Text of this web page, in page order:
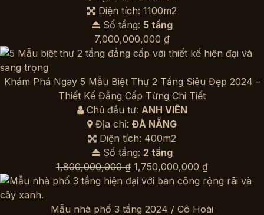
Diện tích: 1100m2
Số tầng: 5 tầng
7,000,000,000 ₫
Khám Phá Ngay 5 Mẫu Biệt Thự 2 Tầng Siêu Đẹp 2024 –
Thiết Kế Đẳng Cấp Từng Chi Tiết
Chủ đầu tư: ANH VIÊN
Địa chỉ: ĐÀ NẴNG
Diện tích: 400m2
Số tầng: 2 tầng
1,800,000,000₫ Giá
gốc
1,800,000,000 ₫.
1,750,000,000 ₫Giá
hiện
là:
Mẫu nhà phố 3 tầng 2024 / Cô Hoài